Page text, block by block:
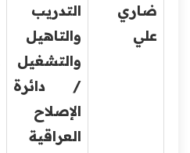
ضاري
علي
التدريب
والتاهيل
والتشغيل
/ دائرة
الإصلاح
العراقية